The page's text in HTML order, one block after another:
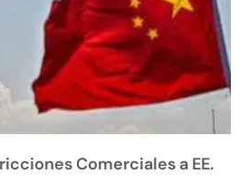
Comerciales a EE.